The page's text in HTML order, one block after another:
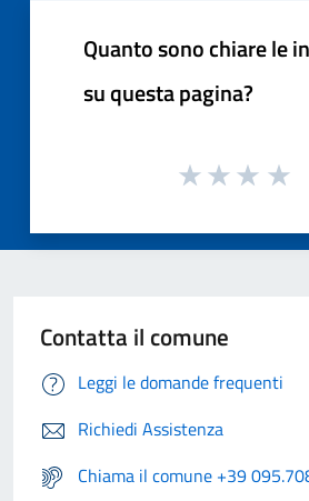
Quanto sono chiare le
su questa pagina?
Contatta il comune
Leggi le domande frequenti
Richiedi Assistenza
Chiama il comune +39